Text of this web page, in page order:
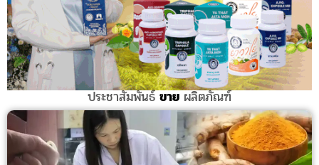
ประชาสัมพันธ์ขายผลิตภัณฑ์